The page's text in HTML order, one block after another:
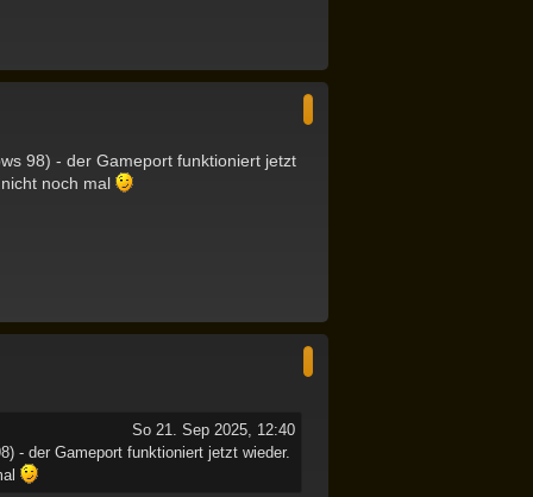
a
c
98) - der Gameport funktioniert jetzt
noch mal
a
c
So 21. Sep 2025, 12:40
- der Gameport funktioniert jetzt wieder.